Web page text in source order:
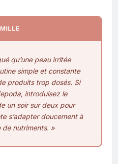
qu’une peau irritée
simple et constante
produits trop dosés. Si
introduisez le
un soir sur deux pour
s’adapter doucement à
de nutriments. »